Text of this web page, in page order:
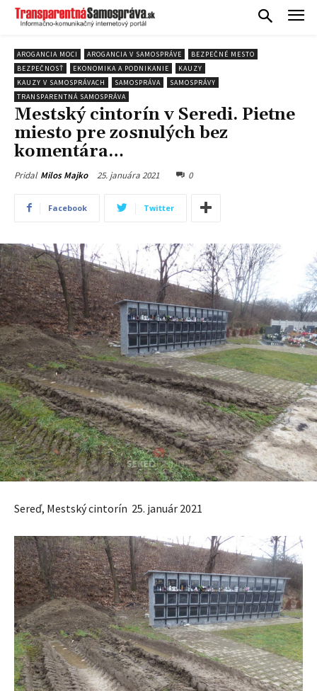
AROGANCIA MOCI AROGANCIA V SAMOSPRÁVE
BEZPEČNÉ MESTO
BEZPEČNOSŤ
EKONOMIKA A PODNIKANIE
KAUZY
KAUZY V SAMOSPRÁVACH
SAMOSPRÁVA
SAMOSPRÁVY
TRANSPARENTNÁ SAMOSPRÁVA
Mestský cintorín v Seredi. Pietne
miesto pre zosnulých bez
komentára…
Pridal Milos Majko 25. januára 2021 0
Facebook Twitter
Sereď, Mestský cintorín 25. január 2021